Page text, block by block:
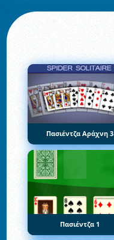
Πασιέντζα Αράχνη 3
Πασιέντζα 1